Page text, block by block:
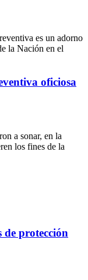
es un adorno
la Nación en el
oficiosa
a sonar, en la
los fines de la
de protección